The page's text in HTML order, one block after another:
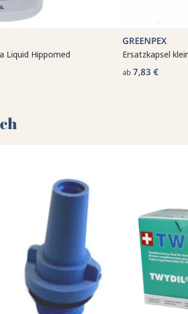
Liquid Hippomed
GREENPEX
Ersatzkapsel
ab7,83 €
🌻